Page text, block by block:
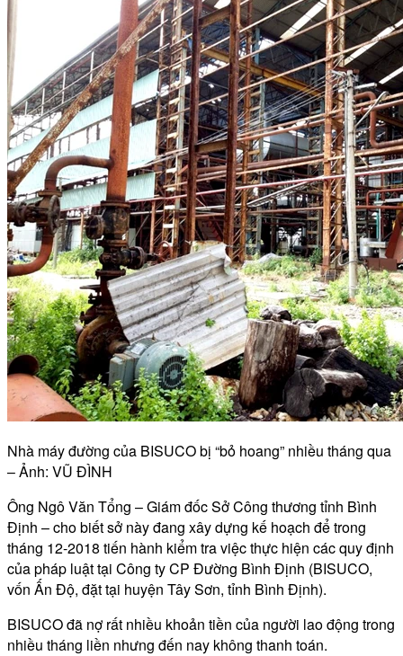
Nhà máy đường của BISUCO bị “bỏ hoang” nhiều tháng qua
– Ảnh: VŨ ĐÌNH
Ông Ngô Văn Tổng – Giám đốc Sở Công thương tỉnh Bình
Định – cho biết sở này đang xây dựng kế hoạch để trong
tháng 12-2018 tiến hành kiểm tra việc thực hiện các quy định
của pháp luật tại Công ty CP Đường Bình Định (BISUCO,
vốn Ấn Độ, đặt tại huyện Tây Sơn, tỉnh Bình Định).
BISUCO đã nợ rất nhiều khoản tiền của người lao động trong
nhiều tháng liền nhưng đến nay không thanh toán.